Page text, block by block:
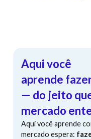
Aqui você
aprende
— do jeito
mercado
Aqui você aprende
mercado espera: